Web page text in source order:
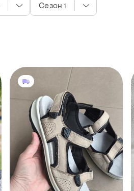
Сезон 1